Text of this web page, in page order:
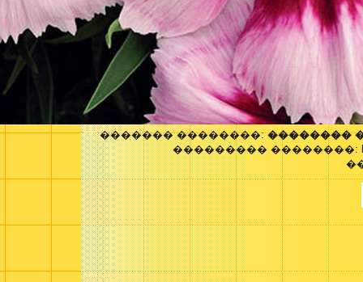
������� ��������:��������
��������� ��������: